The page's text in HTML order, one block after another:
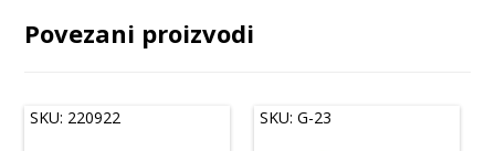
Povezani proizvodi
SKU: 220922 SKU: G-23